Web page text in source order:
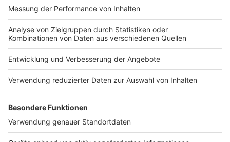
Comedy Camp in Legden
Comedy Camp in Bergheim
Comedy Camp in Rheda-Wiedenbrück
Alle Termine in der Übersicht
Anzeige